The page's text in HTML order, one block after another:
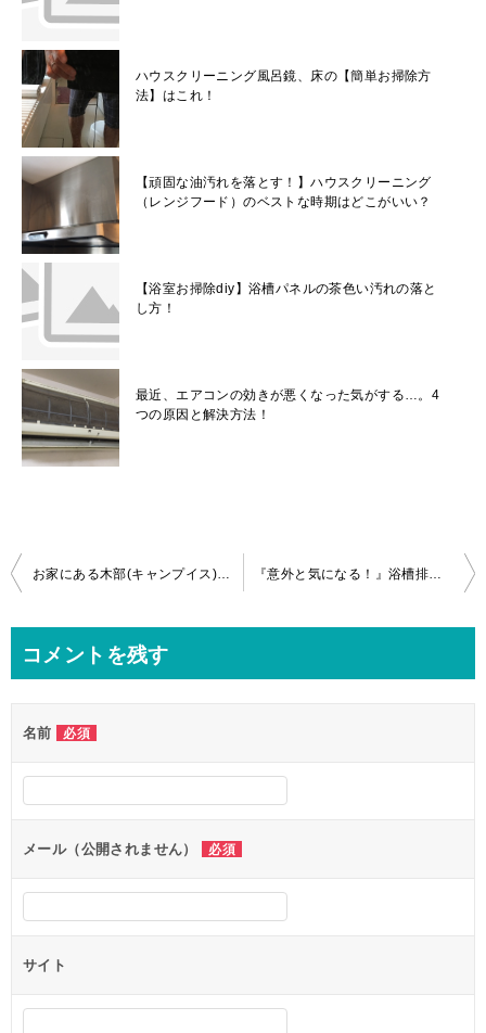
ハウスクリーニング風呂鏡、床の【簡単お掃除方
法】はこれ！
【頑固な油汚れを落とす！】ハウスクリーニング
（レンジフード）のベストな時期はどこがいい？
【浴室お掃除diy】浴槽パネルの茶色い汚れの落と
し方！
最近、エアコンの効きが悪くなった気がする…。4
つの原因と解決方法！
投
ビ
ー
シ
ョ
ン
コメントを残す
名前 必須
メール（公開されません） 必須
サイト